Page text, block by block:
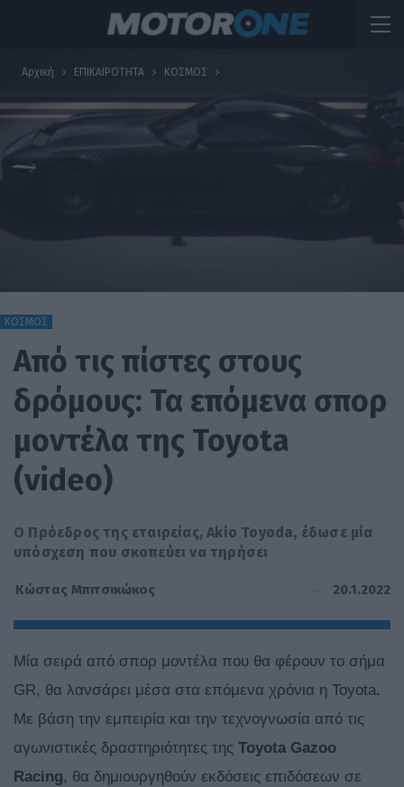
Αρχική ΕΠΙΚΑΙΡΟΤΗΤΑ ΚΟΣΜΟΣ
ΚΟΣΜΟΣ
Από τις πίστες στους
δρόμους: Τα επόμενα σπορ
μοντέλα της Toyota
(video)
O Πρόεδρος της εταιρείας, Akio Toyoda, έδωσε μία
υπόσχεση που σκοπεύει να τηρήσει
Κώστας Μπιτσικώκος 20.1.2022
Μία σειρά από σπορ μοντέλα που θα φέρουν το σήμα
GR, θα λανσάρει μέσα στα επόμενα χρόνια η Toyota.
Με βάση την εμπειρία και την τεχνογνωσία από τις
αγωνιστικές δραστηριότητες της Toyota Gazoo
Racing, θα δημιουργηθούν εκδόσεις επιδόσεων σε